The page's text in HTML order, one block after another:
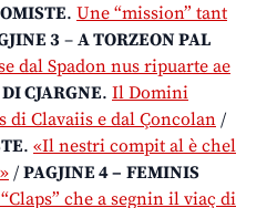
. Une “mission” tant
3 – A TORZEON PAL
dal Spadon nus ripuarte ae
CJARGNE. Il Domini
Clavaiis e dal Çoncolan /
. «Il nestri compit al è chel
/ PAGJINE 4 – FEMINIS
che a segnin il viaç di